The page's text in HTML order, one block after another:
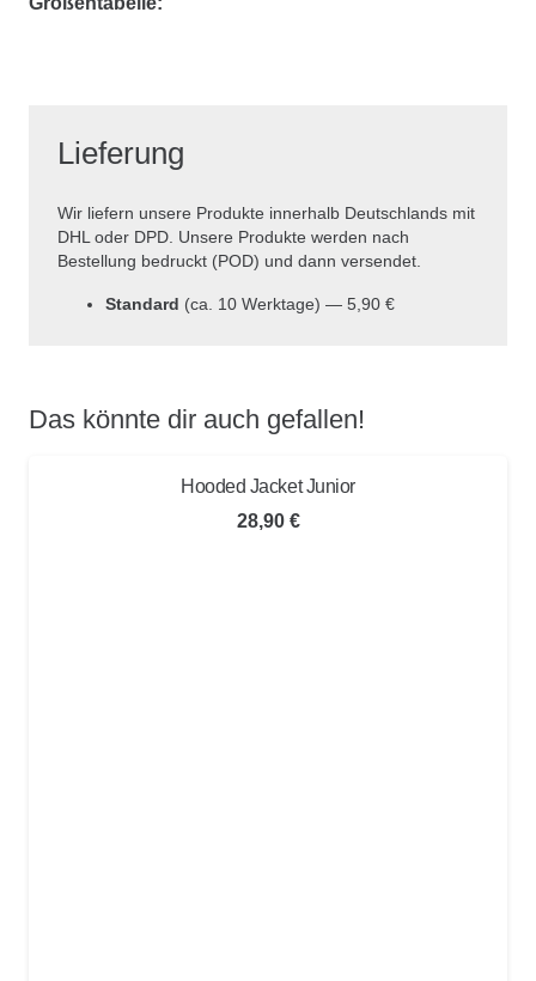
Lieferung
Wir liefern unsere Produkte innerhalb Deutschlands mit
DHL oder DPD. Unsere Produkte werden nach
Bestellung bedruckt (POD) und dann versendet.
Standard (ca. 10 Werktage) — 5,90 €
Das könnte dir auch gefallen!
Hooded Jacket Junior
28,90 €